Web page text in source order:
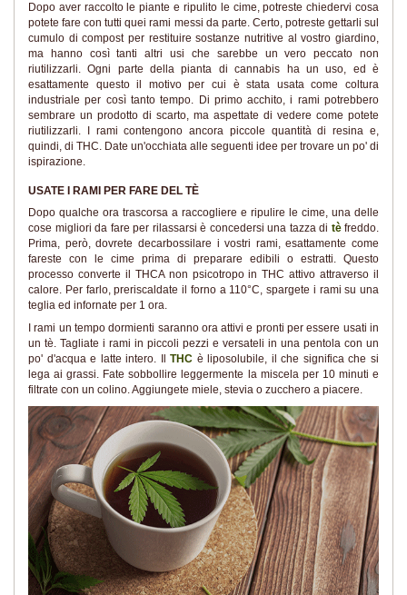
Dopo aver raccolto le piante e ripulito le cime, potreste chiedervi cosa
potete fare con tutti quei rami messi da parte. Certo, potreste gettarli sul
cumulo di compost per restituire sostanze nutritive al vostro giardino,
ma hanno così tanti altri usi che sarebbe un vero peccato non
riutilizzarli. Ogni parte della pianta di cannabis ha un uso, ed è
esattamente questo il motivo per cui è stata usata come coltura
industriale per così tanto tempo. Di primo acchito, i rami potrebbero
sembrare un prodotto di scarto, ma aspettate di vedere come potete
riutilizzarli. I rami contengono ancora piccole quantità di resina e,
quindi, di THC. Date un'occhiata alle seguenti idee per trovare un po' di
ispirazione.
USATE I RAMI PER FARE DEL TÈ
Dopo qualche ora trascorsa a raccogliere e ripulire le cime, una delle
cose migliori da fare per rilassarsi è concedersi una tazza di tèfreddo.
Prima, però, dovrete decarbossilare i vostri rami, esattamente come
fareste con le cime prima di preparare edibili o estratti. Questo
processo converte il THCA non psicotropo in THC attivo attraverso il
calore. Per farlo, preriscaldate il forno a 110°C, spargete i rami su una
teglia ed infornate per 1 ora.
I rami un tempo dormienti saranno ora attivi e pronti per essere usati in
un tè. Tagliate i rami in piccoli pezzi e versateli in una pentola con un
po' d'acqua e latte intero. IlTHC è liposolubile, il che significa che si
lega ai grassi. Fate sobbollire leggermente la miscela per 10 minuti e
filtrate con un colino. Aggiungete miele, stevia o zucchero a piacere.